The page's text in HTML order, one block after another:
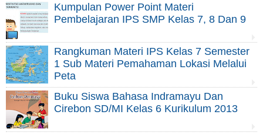
Kumpulan Power Point Materi
Pembelajaran IPS SMP Kelas 7, 8 Dan 9
Rangkuman Materi IPS Kelas 7 Semester
1 Sub Materi Pemahaman Lokasi Melalui
Peta
Buku Siswa Bahasa Indramayu Dan
Cirebon SD/MI Kelas 6 Kurikulum 2013